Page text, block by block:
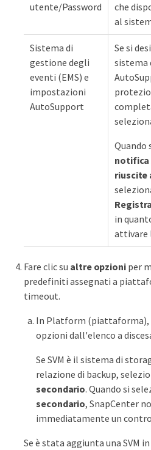
utente/Password
che
al
Sistema di
gestione degli
eventi (EMS) e
impostazioni
AutoSupport
Se si
sistema
Quando
notifica
riuscite
in
attivare
Fare clic su altre opzioniper
predefiniti assegnati a
timeout.
In Platform (piattaforma),
opzioni dall'elenco a
Se SVM è il sistema di
relazione di backup,
secondario. Quando si
secondario, SnapCenter
immediatamente un
Se è stata aggiunta una SVM